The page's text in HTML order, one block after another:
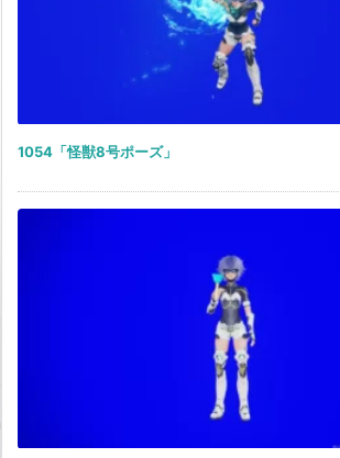
1054「怪獣8号ポーズ」